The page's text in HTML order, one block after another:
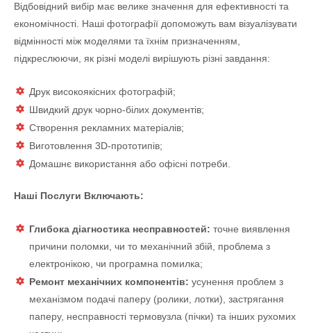
Відбовідний вибір має велике значення для ефективності та
економічності. Наші фотографії допоможуть вам візуалізувати
відмінності між моделями та їхнім призначенням,
підкреслюючи, як різні моделі вирішують різні завдання:
Друк високоякісних фотографій;
Швидкий друк чорно-білих документів;
Створення рекламних матеріалів;
Виготовлення 3D-прототипів;
Домашнє використання або офісні потреби.
Наші Послуги Включають:
Глибока діагностика несправностей: точне виявлення
причини поломки, чи то механічний збій, проблема з
електронікою, чи програмна помилка;
Ремонт механічних компонентів: усунення проблем з
механізмом подачі паперу (ролики, лотки), застрягання
паперу, несправності термовузла (пічки) та інших рухомих